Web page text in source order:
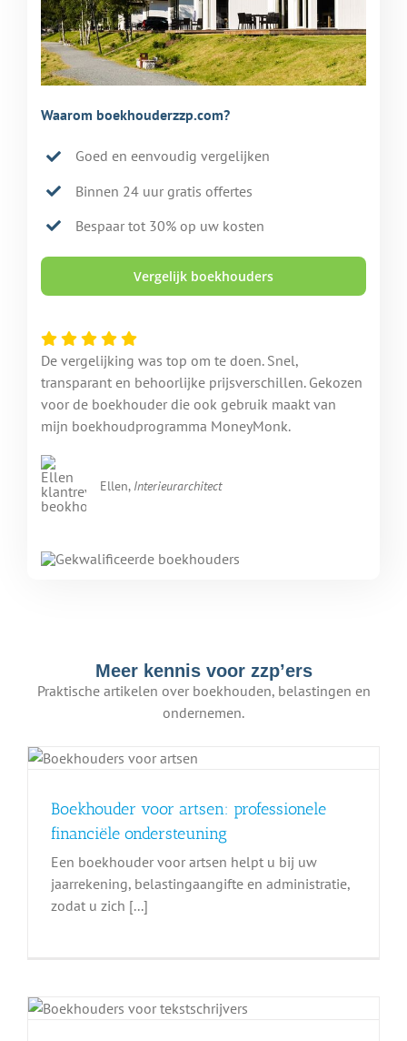
Waarom boekhouderzzp.com?
Goed en eenvoudig vergelijken
Binnen 24 uur gratis offertes
Bespaar tot 30% op uw kosten
Vergelijk boekhouders
De vergelijking was top om te doen. Snel,
transparant en behoorlijke prijsverschillen. Gekozen
voor de boekhouder die ook gebruik maakt van
mijn boekhoudprogramma MoneyMonk.
Ellen, Interieurarchitect
Meer kennis voor zzp’ers
Praktische artikelen over boekhouden, belastingen en
ondernemen.
Boekhouder voor artsen: professionele
financiële ondersteuning
Een boekhouder voor artsen helpt u bij uw
jaarrekening, belastingaangifte en administratie,
zodat u zich [...]